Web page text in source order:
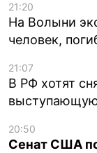
21:20
На Волыни
человек,
21:07
В РФ хотят
20:50
Сенат США